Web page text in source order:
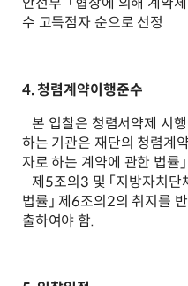
수 고득점자 순으로 선정
4. 청렴계약이행준수
본 입찰은 청렴서약제 시
하는 기관은 재단의 청렴계
자로 하는 계약에 관한 법률」
제5조의3 및 「지방자치
법률」 제6조의2의 취지를
출하여야 함.